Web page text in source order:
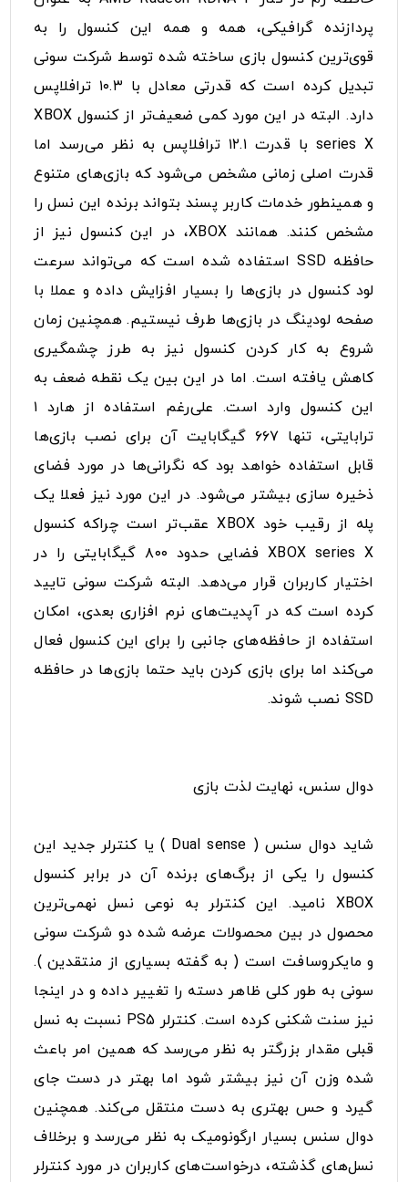
پردازنده گرافیکی، همه و همه این کنسول را به
قوی‌ترین کنسول بازی ساخته شده توسط شرکت سونی
تبدیل کرده است که قدرتی معادل با ۱۰.۳ ترافلاپس
دارد. البته در این مورد کمی ضعیف‌تر از کنسول XBOX
series X با قدرت ۱۲.۱ ترافلاپس به نظر می‌رسد اما
قدرت اصلی زمانی مشخص می‌شود که بازی‌های متنوع
و همینطور خدمات کاربر پسند بتواند برنده این نسل را
مشخص کنند. همانند XBOX، در این کنسول نیز از
حافظه SSD استفاده شده است که می‌تواند سرعت
لود کنسول در بازی‌ها را بسیار افزایش داده و عملا با
صفحه لودینگ در بازی‌ها طرف نیستیم. همچنین زمان
شروع به کار کردن کنسول نیز به طرز چشمگیری
کاهش یافته است. اما در این بین یک نقطه ضعف به
این کنسول وارد است. علی‌رغم استفاده از هارد ۱
ترابایتی، تنها ۶۶۷ گیگابایت آن برای نصب بازی‌ها
قابل استفاده خواهد بود که نگرانی‌ها در مورد فضای
ذخیره سازی بیشتر می‌شود. در این مورد نیز فعلا یک
پله از رقیب خود XBOX عقب‌تر است چراکه کنسول
XBOX series X فضایی حدود ۸۰۰ گیگابایتی را در
اختیار کاربران قرار می‌دهد. البته شرکت سونی تایید
کرده است که در آپدیت‌های نرم افزاری بعدی، امکان
استفاده از حافظه‌های جانبی را برای این کنسول فعال
می‌کند اما برای بازی کردن باید حتما بازی‌ها در حافظه
SSD نصب شوند.
دوال سنس، نهایت لذت بازی
شاید دوال سنس ( Dual sense ) یا کنترلر جدید این
کنسول را یکی از برگ‌های برنده آن در برابر کنسول
XBOX نامید. این کنترلر به نوعی نسل نهمی‌ترین
محصول در بین محصولات عرضه شده دو شرکت سونی
و مایکروسافت است ( به گفته بسیاری از منتقدین ).
سونی به طور کلی ظاهر دسته را تغییر داده و در اینجا
نیز سنت شکنی کرده است. کنترلر PS5 نسبت به نسل
قبلی مقدار بزرگتر به نظر می‌رسد که همین امر باعث
شده وزن آن نیز بیشتر شود اما بهتر در دست جای
گیرد و حس بهتری به دست منتقل می‌کند. همچنین
دوال سنس بسیار ارگونومیک به نظر می‌رسد و برخلاف
نسل‌های گذشته، درخواست‌های کاربران در مورد کنترلر